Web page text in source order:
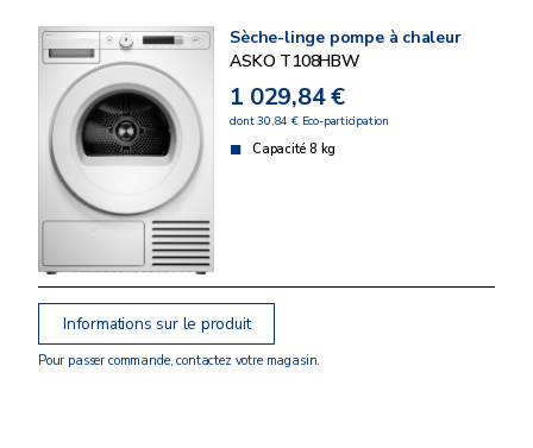
Sèche-linge pompe à chaleur
ASKO T108HBW
1 029,84 €
dont 30,84 € Eco-participation
Capacité 8 kg
Informations sur le produit
Pour passer commande, contactez votre magasin.